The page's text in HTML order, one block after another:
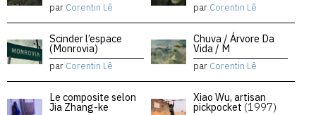
par Corentin Lê par Corentin Lê
Scinder l’espace
(Monrovia)
par Corentin Lê
Chuva / Árvore Da
Vida / M
par Corentin Lê
Le composite selon
Jia Zhang-ke
Xiao Wu, artisan
pickpocket (1997)